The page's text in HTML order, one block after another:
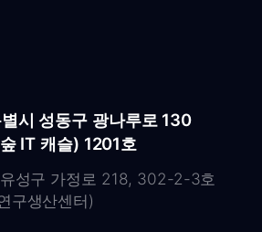
시 성동구 광나루로 130
IT 캐슬) 1201호
성구 가정로 218, 302-2-3호
구생산센터)